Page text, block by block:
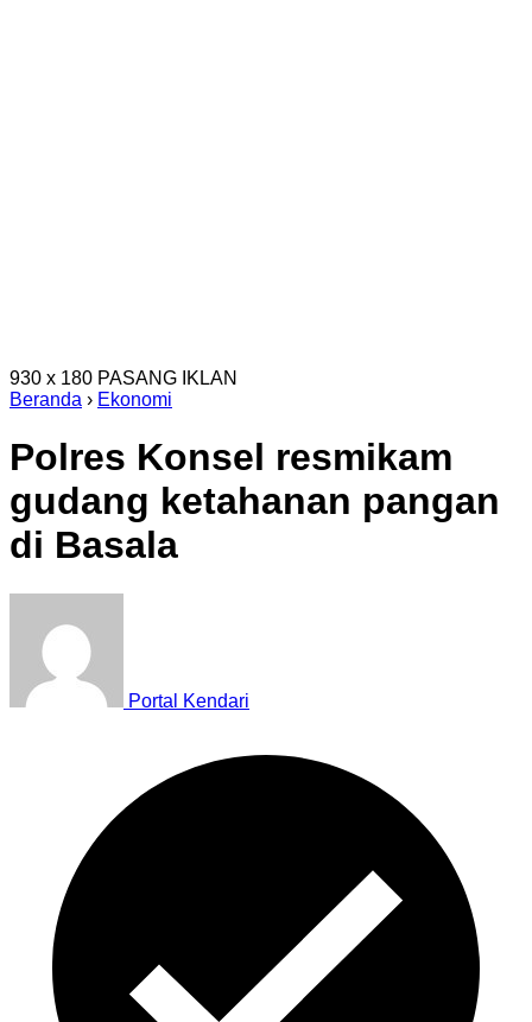
930 x 180 PASANG IKLAN
Beranda › Ekonomi
Polres Konsel resmikam
gudang ketahanan pangan
di Basala
Portal Kendari